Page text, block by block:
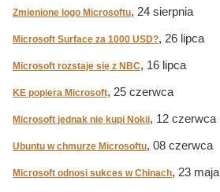
Zmienione logo Microsoftu, 24 sierpnia
Microsoft Surface za 1000 USD?, 26 lipca
Microsoft rozstaje się z NBC, 16 lipca
KE popiera Microsoft, 25 czerwca
Microsoft jednak nie kupi Nokii, 12 czerwca
Ubuntu w chmurze Microsoftu, 08 czerwca
Microsoft odnosi sukces w Chinach, 23 maja